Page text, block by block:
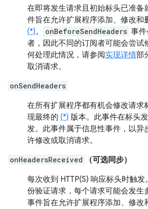
在即将发生请求且初始标头已准备
件旨在允许扩展程序添加、修改和
(*)。 onBeforeSendHeaders 事
者，因此不同的订阅者可能会尝试
何处理此情况，请参阅实现详情部
取消请求。
onSendHeaders
在所有扩展程序都有机会修改请求
现最终的 (*) 版本。此事件在标头
发。此事件属于信息性事件，以异
许修改或取消请求。
onHeadersReceived
（可选同步）
每次收到 HTTP(S) 响应标头时触
份验证请求，每个请求可能会发生
事件旨在允许扩展程序添加、修改